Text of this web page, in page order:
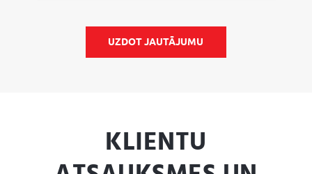
UZDOT JAUTĀJUMU
KLIENTU